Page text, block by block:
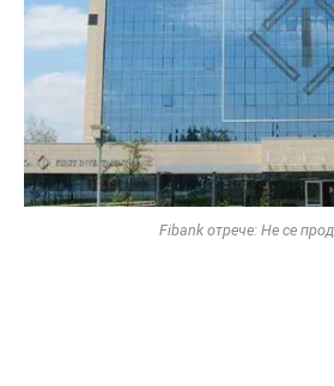
Fibank отрече: Не се